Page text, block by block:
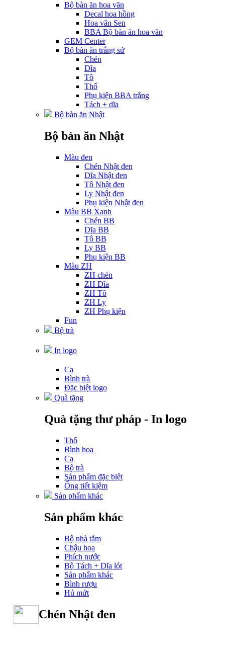
Bộ bàn ăn hoa văn
Decal hoa hồng
Hoa văn Sen
BBA Bộ bàn ăn hoa văn
GEM Center
Bộ bàn ăn trắng sứ
Chén
Dĩa
Tô
Thố
Phụ kiện BBA trắng
Tách + dĩa
Bộ bàn ăn Nhật
Bộ bàn ăn Nhật
Màu đen
Chén Nhật đen
Dĩa Nhật đen
Tô Nhật đen
Ly Nhật đen
Phụ kiện Nhật đen
Màu BB Xanh
Chén BB
Dĩa BB
Tô BB
Ly BB
Phụ kiện BB
Màu ZH
ZH chén
ZH Dĩa
ZH Tô
ZH Ly
ZH Phụ kiện
Fun
Bộ trà
In logo
Ca
Bình trà
Đặc biệt logo
Quà tặng
Quà tặng thư pháp - In logo
Thố
Bình hoa
Ca
Bộ trà
Sản phẩm đặc biệt
Ống tiết kiệm
Sản phẩm khác
Sản phẩm khác
Bộ nhà tắm
Chậu hoa
Phích nước
Bộ Tách + Dĩa lót
Sản phẩm khác
Bình rượu
Hủ mứt
Chén Nhật đen